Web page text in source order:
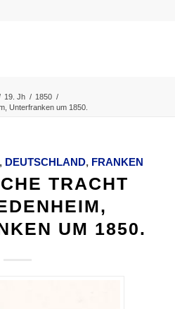
19. Jh / 1850 /
Unterfranken um 1850.
, DEUTSCHLAND, FRANKEN
TRACHT
UM 1850.